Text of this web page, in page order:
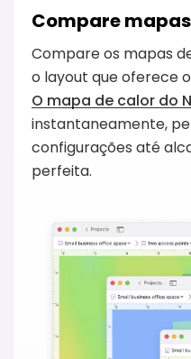
Compare
Compare os mapas
o layout que oferece
O mapa de calor do
instantaneamente,
configurações até
perfeita.